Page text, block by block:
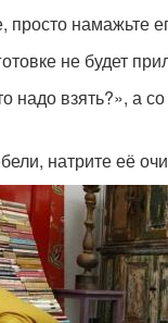
намажьте
не будет
взять?», а
натрите её